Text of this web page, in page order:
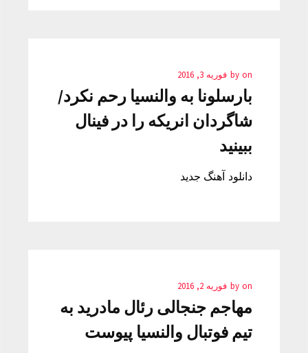
by on فوریه 3, 2016
بارسلونا به والنسیا رحم نکرد/
شاگردان انریکه را در فینال
ببینید
دانلود آهنگ جدید
by on فوریه 2, 2016
مهاجم جنجالی رئال مادرید به
تیم فوتبال والنسیا پیوست